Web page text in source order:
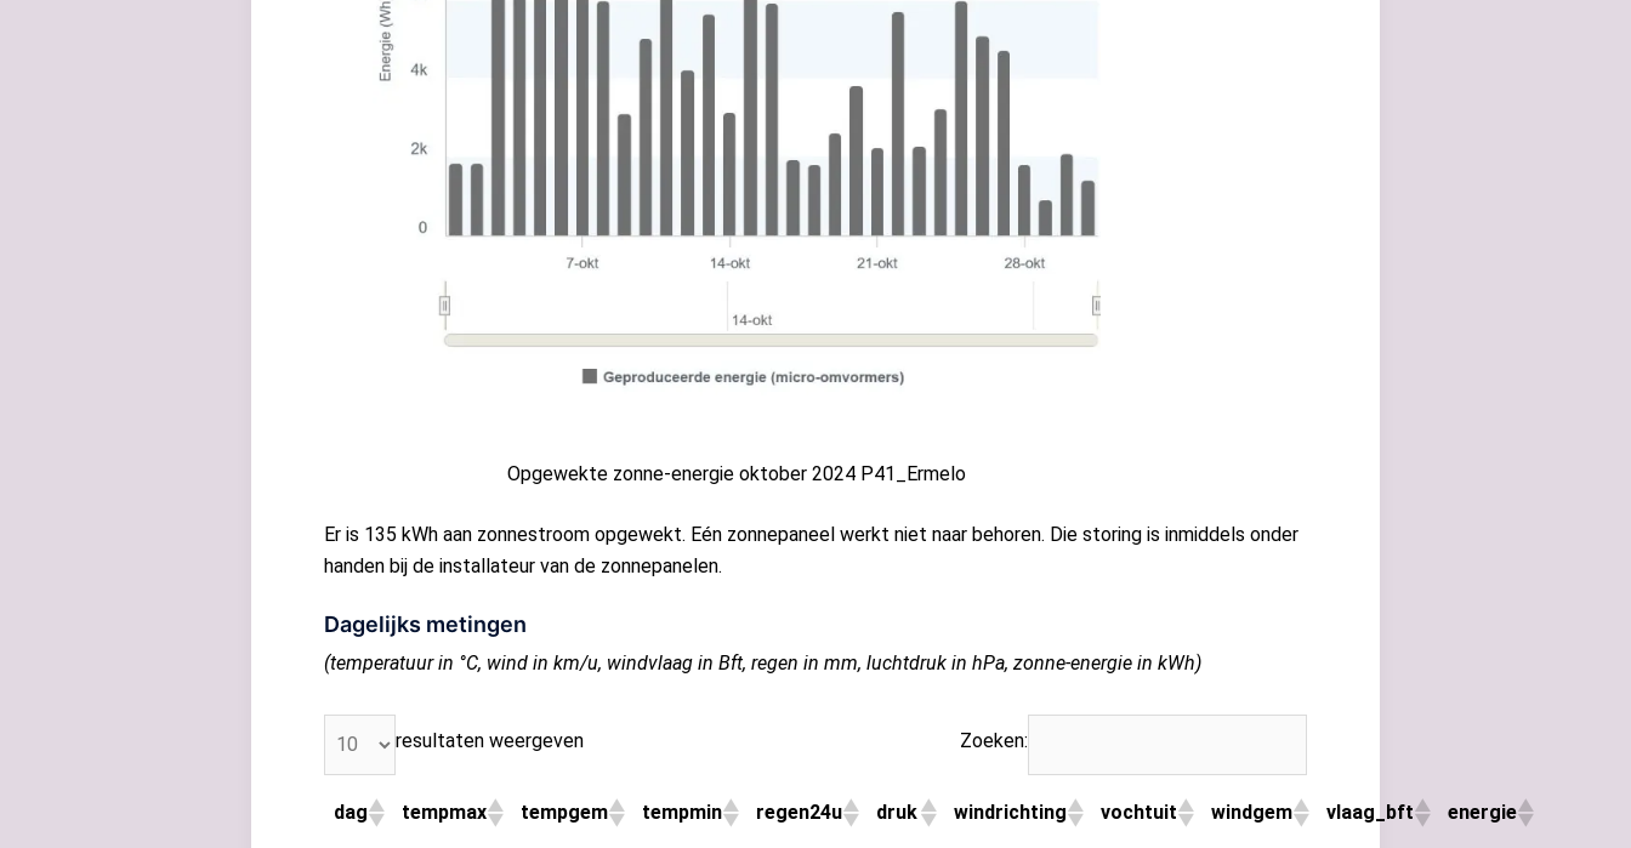
Opgewekte zonne-energie oktober 2024 P41_Ermelo
Er is 135 kWh aan zonnestroom opgewekt. Eén zonnepaneel werkt niet naar behoren. Die storing is inmiddels onder
handen bij de installateur van de zonnepanelen.
Dagelijks metingen
(temperatuur in °C, wind in km/u, windvlaag in Bft, regen in mm, luchtdruk in hPa, zonne-energie in kWh)
resultaten weergeven Zoeken:
dag tempmax tempgem tempmin regen24u druk windrichting vochtuit windgem vlaag_bft energie